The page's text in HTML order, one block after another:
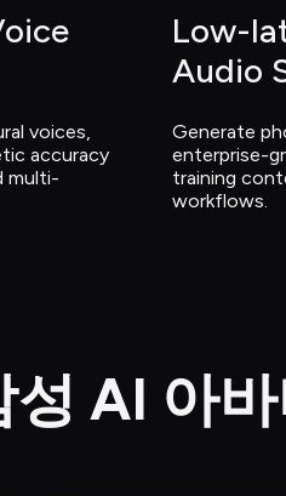
voices,
accuracy
multi-
Low-
Audio
Generate
enterprise-
training
workflows.
성 AI 아